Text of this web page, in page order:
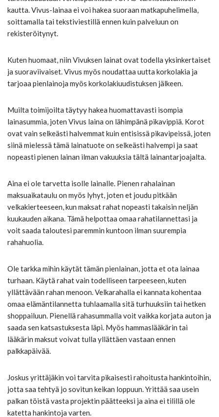
kautta. Vivus-lainaa ei voi hakea suoraan matkapuhelimella,
soittamalla tai tekstiviestillä ennen kuin palveluun on
rekisteröitynyt.
Kuten huomaat, niin Vivuksen lainat ovat todella yksinkertaiset
ja suoraviivaiset. Vivus myös noudattaa uutta korkolakia ja
tarjoaa pienlainoja myös korkolakiuudistuksen jälkeen.
Muilta toimijoilta täytyy hakea huomattavasti isompia
lainasummia, joten Vivus laina on lähimpänä pikavippiä. Korot
ovat vain selkeästi halvemmat kuin entisissä pikavipeissä, joten
siinä mielessä tämä lainatuote on selkeästi halvempi ja saat
nopeasti pienen lainan ilman vakuuksia tältä lainantarjoajalta.
Aina ei ole tarvetta isolle lainalle. Pienen rahalainan
maksuaikataulu on myös lyhyt, joten et joudu pitkään
velkakierteeseen, kun maksat rahat nopeasti takaisin neljän
kuukauden aikana. Tämä helpottaa omaa rahatilannettasi ja
voit saada taloutesi paremmin kuntoon ilman suurempia
rahahuolia.
Ole tarkka mihin käytät tämän pienlainan, jotta et ota lainaa
turhaan. Käytä rahat vain todelliseen tarpeeseen, kuten
yllättävään rahan menoon. Velkarahalla ei kannata kohentaa
omaa elämäntilannetta tuhlaamalla sitä turhuuksiin tai hetken
shoppailuun. Pienellä rahasummalla voit vaikka korjata auton ja
saada sen katsastuksesta läpi. Myös hammaslääkärin tai
lääkärin maksut voivat tulla yllättäen vastaan ennen
palkkapäivää.
Joskus yrittäjäkin voi tarvita pikaisesti rahoitusta hankintoihin,
jotta saa tehtyä jo sovitun keikan loppuun. Yrittää saa usein
palkan töistä vasta projektin päätteeksi ja aina ei tilillä ole
katetta hankintoja varten.